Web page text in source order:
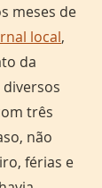
meses de
local,
da
três
não
férias e